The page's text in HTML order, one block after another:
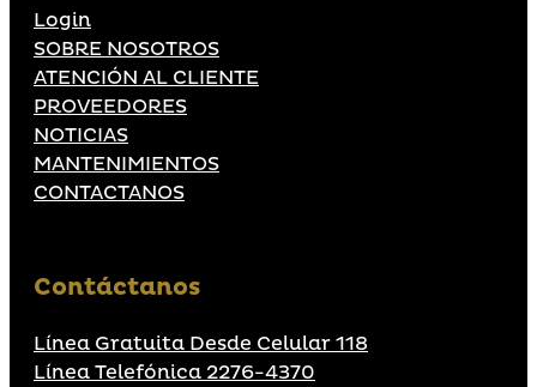
Login
SOBRE NOSOTROS
ATENCIÓN AL CLIENTE
PROVEEDORES
NOTICIAS
MANTENIMIENTOS
CONTACTANOS
Contáctanos
Línea Gratuita Desde Celular 118
Línea Telefónica 2276-4370